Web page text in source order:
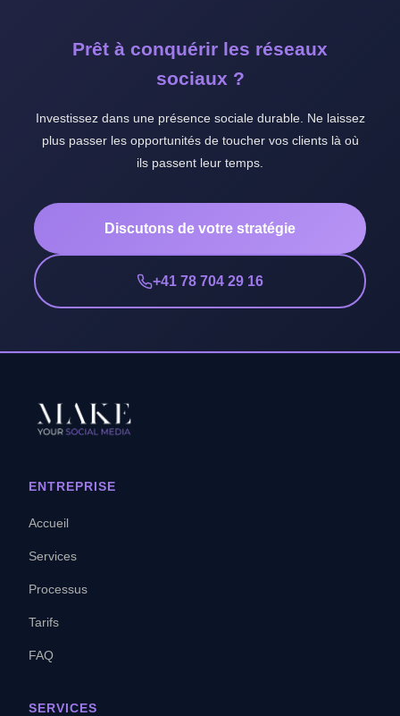
Prêt à conquérir les réseaux
sociaux ?
Investissez dans une présence sociale durable. Ne laissez
plus passer les opportunités de toucher vos clients là où
ils passent leur temps.
Discutons de votre stratégie
+41 78 704 29 16
ENTREPRISE
Accueil
Services
Processus
Tarifs
FAQ
SERVICES